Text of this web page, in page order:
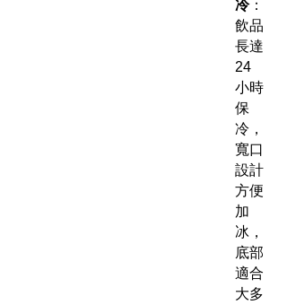
冷：
飲品
長達
24
小時
保
冷，
寬口
設計
方便
加
冰，
底部
適合
大多